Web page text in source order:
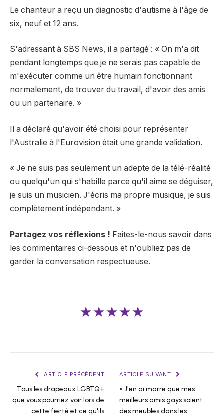
Le chanteur a reçu un diagnostic d'autisme à l'âge de
six, neuf et 12 ans.
S'adressant à SBS News, il a partagé : « On m'a dit
pendant longtemps que je ne serais pas capable de
m'exécuter comme un être humain fonctionnant
normalement, de trouver du travail, d'avoir des amis
ou un partenaire. »
Il a déclaré qu'avoir été choisi pour représenter
l'Australie à l'Eurovision était une grande validation.
« Je ne suis pas seulement un adepte de la télé-réalité
ou quelqu'un qui s'habille parce qu'il aime se déguiser,
je suis un musicien. J'écris ma propre musique, je suis
complètement indépendant. »
Partagez vos réflexions ! Faites-le-nous savoir dans
les commentaires ci-dessous et n'oubliez pas de
garder la conversation respectueuse.
★★★★★
ARTICLE PRÉCÉDENT
Tous les drapeaux LGBTQ+
que vous pourriez voir lors de
cette fierté et ce qu'ils
ARTICLE SUIVANT
« J'en ai marre que mes
meilleurs amis gays soient
des meubles dans les